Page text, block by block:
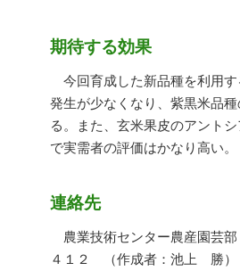
期待する効果
今回育成した新品種を利用
発生が少なくなり、紫黒米品
る。また、玄米果皮のアント
で実需者の評価はかなり高い。
連絡先
農業技術センター農産園芸
４１２ （作成者：池上 勝）